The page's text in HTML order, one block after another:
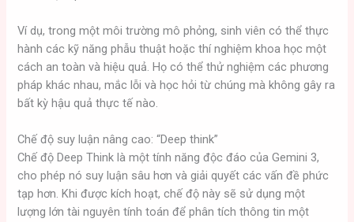
Ví dụ, trong một môi trường mô phỏng, sinh viên có thể thực
hành các kỹ năng phẫu thuật hoặc thí nghiệm khoa học một
cách an toàn và hiệu quả. Họ có thể thử nghiệm các phương
pháp khác nhau, mắc lỗi và học hỏi từ chúng mà không gây ra
bất kỳ hậu quả thực tế nào.
Chế độ suy luận nâng cao: “Deep think”
Chế độ Deep Think là một tính năng độc đáo của Gemini 3,
cho phép nó suy luận sâu hơn và giải quyết các vấn đề phức
tạp hơn. Khi được kích hoạt, chế độ này sẽ sử dụng một
lượng lớn tài nguyên tính toán để phân tích thông tin một